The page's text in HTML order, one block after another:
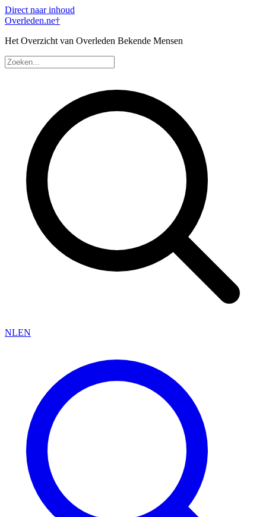
Direct naar inhoud
Overleden.ne†
Het Overzicht van Overleden Bekende Mensen
NLEN